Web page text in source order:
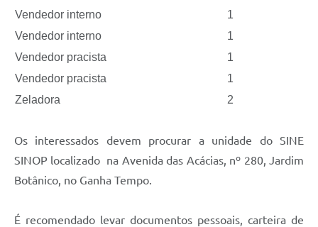
Vendedor interno
1
Vendedor interno
1
Vendedor pracista
1
Vendedor pracista
1
Zeladora
2
Os interessados devem procurar a unidade do SINE
SINOP localizado na Avenida das Acácias, nº 280, Jardim
Botânico, no Ganha Tempo.
É recomendado levar documentos pessoais, carteira de